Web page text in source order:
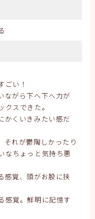
ごい！
ながら下へ下へ力が
スできた。
かくいきみたい感だ
それが鬱陶しかったり
なちょっと気持ち悪
感覚、頭がお股に挟
感覚。鮮明に記憶す